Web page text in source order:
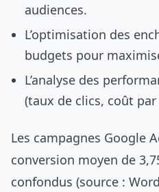
audiences.
L’optimisation des
budgets pour
L’analyse des
(taux de clics, coût
Les campagnes Google
conversion moyen de
confondus (source :